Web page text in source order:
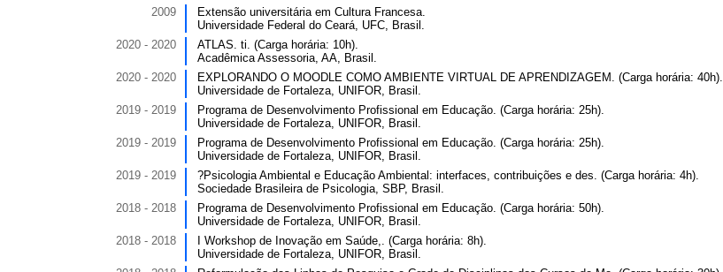
2009
Extensão universitária em Cultura Francesa.
Universidade Federal do Ceará, UFC, Brasil.
2020 - 2020
ATLAS. ti. (Carga horária: 10h).
Acadêmica Assessoria, AA, Brasil.
2020 - 2020
EXPLORANDO O MOODLE COMO AMBIENTE VIRTUAL DE APRENDIZAGEM. (Carga horária: 40h).
Universidade de Fortaleza, UNIFOR, Brasil.
2019 - 2019
Programa de Desenvolvimento Profissional em Educação. (Carga horária: 25h).
Universidade de Fortaleza, UNIFOR, Brasil.
2019 - 2019
Programa de Desenvolvimento Profissional em Educação. (Carga horária: 25h).
Universidade de Fortaleza, UNIFOR, Brasil.
2019 - 2019
?Psicologia Ambiental e Educação Ambiental: interfaces, contribuições e des. (Carga horária: 4h).
Sociedade Brasileira de Psicologia, SBP, Brasil.
2018 - 2018
Programa de Desenvolvimento Profissional em Educação. (Carga horária: 50h).
Universidade de Fortaleza, UNIFOR, Brasil.
2018 - 2018
I Workshop de Inovação em Saúde,. (Carga horária: 8h).
Universidade de Fortaleza, UNIFOR, Brasil.